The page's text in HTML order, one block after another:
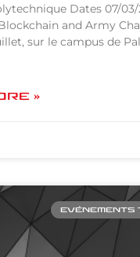
Dates 07/03/
and Army
sur le campus de
»
EVÉNEMENTS